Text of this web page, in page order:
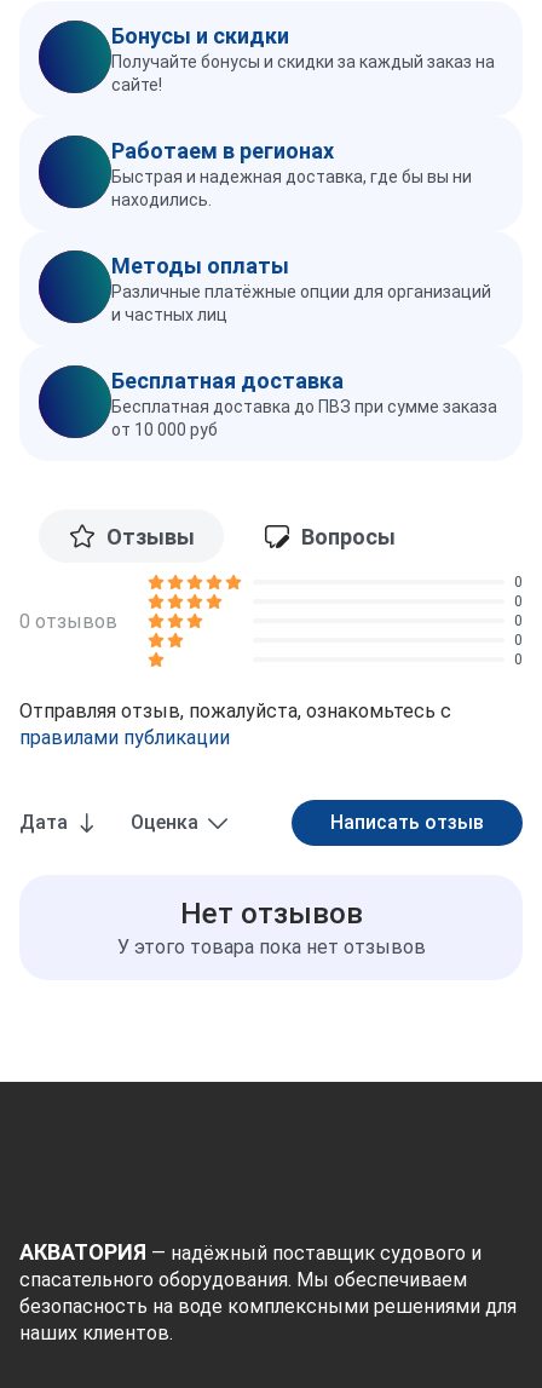
Бонусы и скидки
Получайте бонусы и скидки за каждый заказ на
сайте!
Работаем в регионах
Быстрая и надежная доставка, где бы вы ни
находились.
Методы оплаты
Различные платёжные опции для организаций
и частных лиц
Бесплатная доставка
Бесплатная доставка до ПВЗ при сумме заказа
от 10 000 руб
Отзывы Вопросы
Дата Оценка
Нет отзывов
У этого товара пока нет отзывов
0 отзывов
0
0
0
0
0
Отправляя отзыв, пожалуйста, ознакомьтесь с
правилами публикации
АКВАТОРИЯ — надёжный поставщик судового и
спасательного оборудования. Мы обеспечиваем
безопасность на воде комплексными решениями для
наших клиентов.